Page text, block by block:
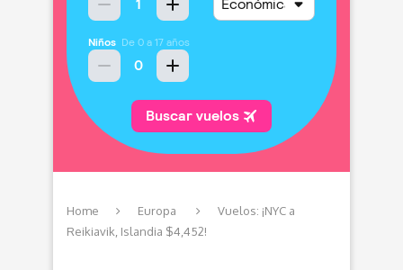
Home Europa
Vuelos: ¡NYC a
Reikiavik, Islandia $4,452!